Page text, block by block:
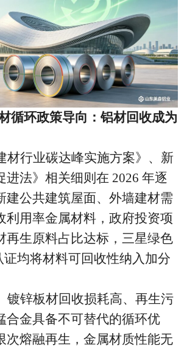
循环政策导向：铝材回收成为
材行业碳达峰实施方案》、新
进法》相关细则在 2026 年逐
建公共建筑屋面、外墙建材需
利用率金属材料，政府投资项
再生原料占比达标，三星绿色
证均将材料可回收性纳入加分
镀锌板材回收损耗高、再生污
合金具备不可替代的循环优
次熔融再生，金属材质性能无